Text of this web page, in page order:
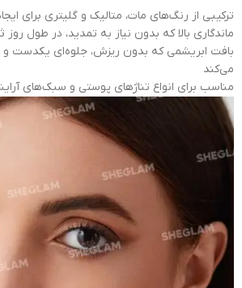
ترکیبی از رنگ‌های مات، متالیک و گلیتری برای
ماندگاری بالا که بدون نیاز به تمدید، در طول روز
بافت ابریشمی که بدون ریزش، جلوه‌ای یکدست و
می‌کند
مناسب برای انواع تناژهای پوستی و سبک‌های